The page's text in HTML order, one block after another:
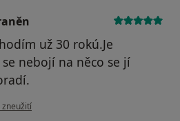
už 30 rokú.Je
nebojí na něco se jí
uživatele Váš účet byl odstraněn
zneužití